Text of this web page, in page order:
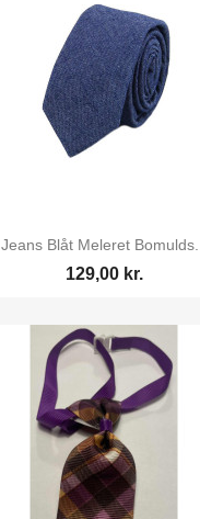
Jeans Blåt Meleret Bomulds...
129,00 kr.